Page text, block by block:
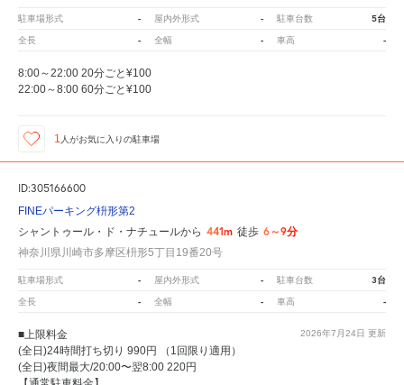
駐車場形式 - 屋内外形式 - 駐車台数 5台
全長 - 全幅 - 車高 -
8:00～22:00 20分ごと¥100
22:00～8:00 60分ごと¥100
1 人がお気に入りの駐車場
ID:305166600
FINEパーキング枡形第2
シャントゥール・ド・ナチュールから 441m 徒歩 6～9分
神奈川県川崎市多摩区枡形5丁目19番20号
駐車場形式 - 屋内外形式 - 駐車台数 3台
全長 - 全幅 - 車高 -
2026年7月24日 更新
■上限料金
(全日)24時間打ち切り 990円 （1回限り適用）
(全日)夜間最大/20:00〜翌8:00 220円